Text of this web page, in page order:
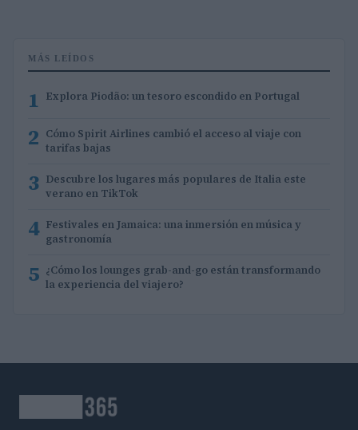
MÁS LEÍDOS
1 Explora Piodão: un tesoro escondido en Portugal
2 Cómo Spirit Airlines cambió el acceso al viaje con
tarifas bajas
3 Descubre los lugares más populares de Italia este
verano en TikTok
4 Festivales en Jamaica: una inmersión en música y
gastronomía
5 ¿Cómo los lounges grab-and-go están transformando
la experiencia del viajero?